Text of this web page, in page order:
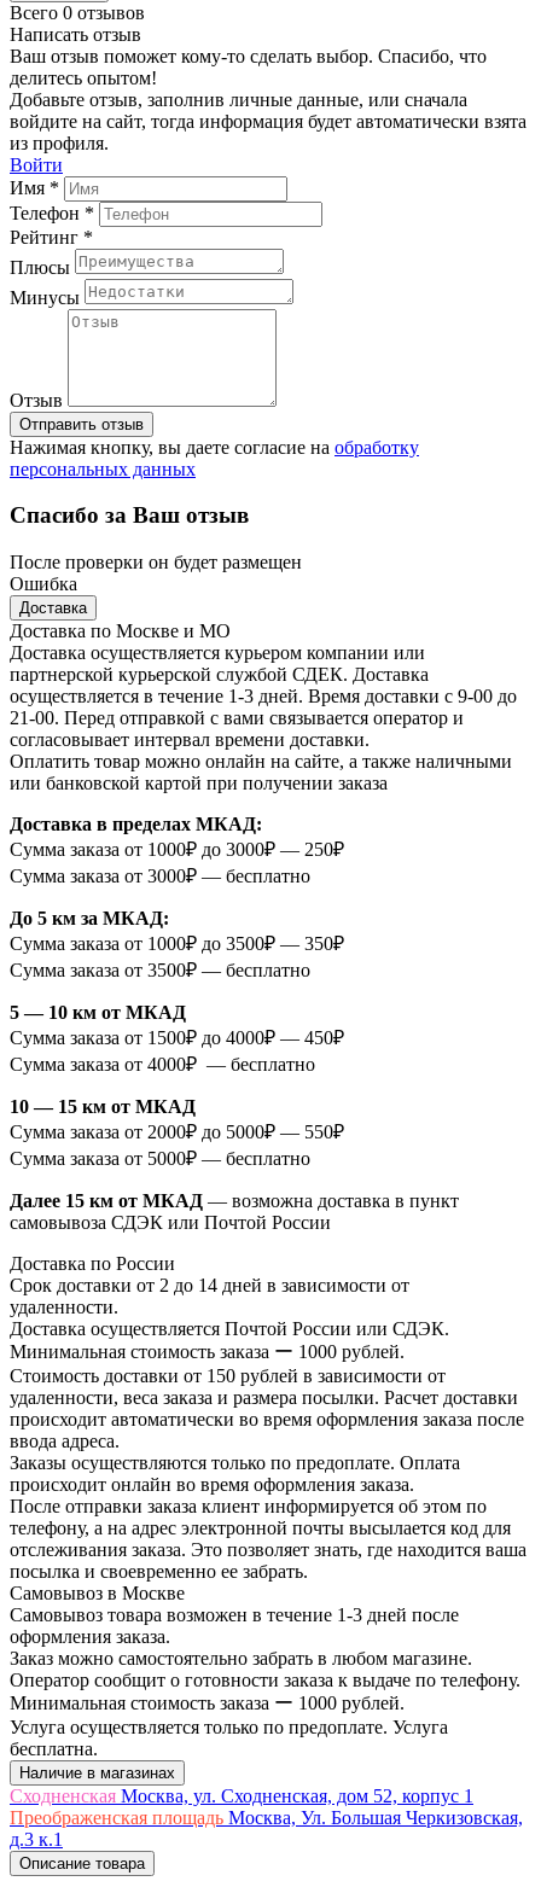
Всего 0 отзывов
Написать отзыв
Ваш отзыв поможет кому-то сделать выбор. Спасибо, что
делитесь опытом!
Добавьте отзыв, заполнив личные данные, или сначала
войдите на сайт, тогда информация будет автоматически взята
из профиля.
Войти
Имя *
Телефон *
Рейтинг *
Плюсы
Минусы
Отзыв
Отправить отзыв
Нажимая кнопку, вы даете согласие на обработку
персональных данных
Спасибо за Ваш отзыв
После проверки он будет размещен
Ошибка
Доставка
Доставка по Москве и МО
Доставка осуществляется курьером компании или
партнерской курьерской службой СДЕК. Доставка
осуществляется в течение 1-3 дней. Время доставки с 9-00 до
21-00. Перед отправкой с вами связывается оператор и
согласовывает интервал времени доставки.
Оплатить товар можно онлайн на сайте, а также наличными
или банковской картой при получении заказа
Доставка в пределах МКАД:
Сумма заказа от 1000₽ до 3000₽ — 250₽
Сумма заказа от 3000₽ — бесплатно
До 5 км за МКАД:
Сумма заказа от 1000₽ до 3500₽ — 350₽
Сумма заказа от 3500₽ — бесплатно
5 — 10 км от МКАД
Сумма заказа от 1500₽ до 4000₽ — 450₽
Сумма заказа от 4000₽ — бесплатно
10 — 15 км от МКАД
Сумма заказа от 2000₽ до 5000₽ — 550₽
Сумма заказа от 5000₽ — бесплатно
Далее 15 км от МКАД — возможна доставка в пункт
самовывоза СДЭК или Почтой России
Доставка по России
Срок доставки от 2 до 14 дней в зависимости от
удаленности.
Доставка осуществляется Почтой России или СДЭК.
Минимальная стоимость заказа ー 1000 рублей.
Стоимость доставки от 150 рублей в зависимости от
удаленности, веса заказа и размера посылки. Расчет доставки
происходит автоматически во время оформления заказа после
ввода адреса.
Заказы осуществляются только по предоплате. Оплата
происходит онлайн во время оформления заказа.
После отправки заказа клиент информируется об этом по
телефону, а на адрес электронной почты высылается код для
отслеживания заказа. Это позволяет знать, где находится ваша
посылка и своевременно ее забрать.
Самовывоз в Москве
Самовывоз товара возможен в течение 1-3 дней после
оформления заказа.
Заказ можно самостоятельно забрать в любом магазине.
Оператор сообщит о готовности заказа к выдаче по телефону.
Минимальная стоимость заказа ー 1000 рублей.
Услуга осуществляется только по предоплате. Услуга
бесплатна.
Наличие в магазинах
Сходненская Москва, ул. Сходненская, дом 52, корпус 1
Преображенская площадь Москва, Ул. Большая Черкизовская,
д.3 к.1
Описание товара